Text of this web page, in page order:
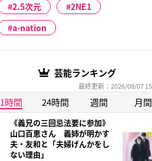
2.5次元
2NE1
a-nation
芸能ランキング
最終更新：2026/08/07
1時間 24時間 週間 月間
《義兄の三回忌法要に参加》
山口百恵さん 義姉が明かす
夫・友和と「夫婦げんかをし
ない理由」